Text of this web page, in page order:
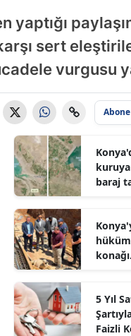
sert
vurgusu
baraj
konağı
5 Yıl
Faizli